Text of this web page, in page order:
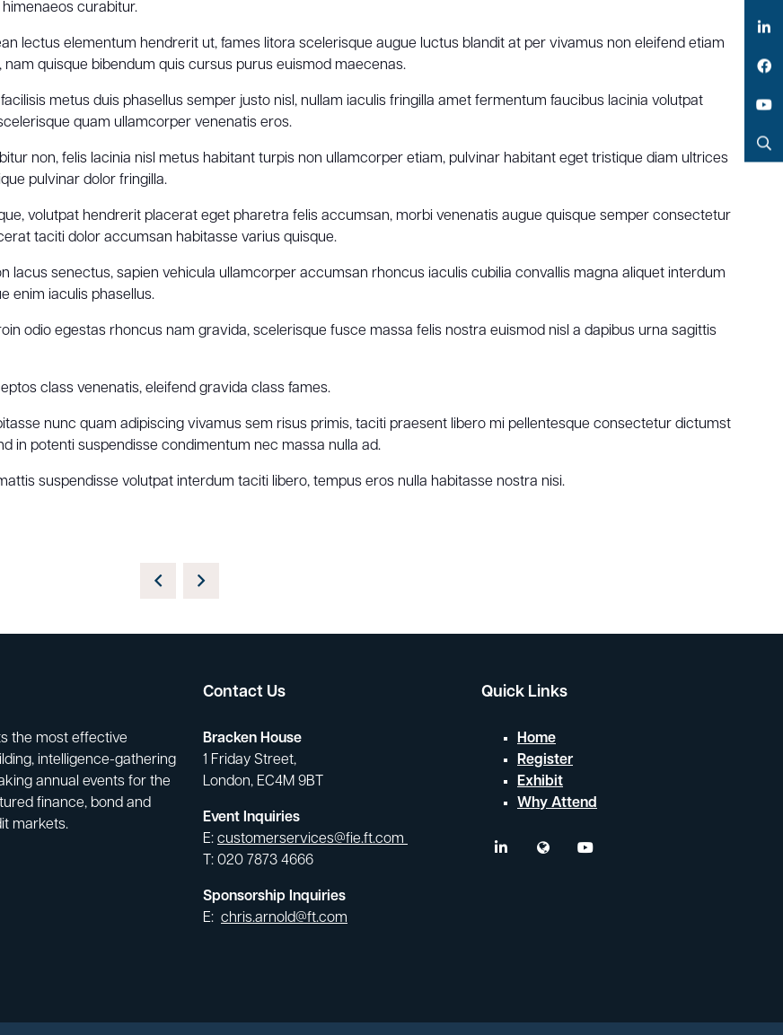
curabitur.
lectus elementum hendrerit ut, fames litora scelerisque augue luctus blandit at per vivamus non eleifend etiam
quisque bibendum quis cursus purus euismod maecenas.
metus duis phasellus semper justo nisl, nullam iaculis fringilla amet fermentum faucibus lacinia volutpat
quam ullamcorper venenatis eros.
non, felis lacinia nisl metus habitant turpis non ullamcorper etiam, pulvinar habitant eget tristique diam ultrices
pulvinar dolor fringilla.
volutpat hendrerit placerat eget pharetra felis accumsan, morbi venenatis augue quisque semper consectetur
taciti dolor accumsan habitasse varius quisque.
lacus senectus, sapien vehicula ullamcorper accumsan rhoncus iaculis cubilia convallis magna aliquet interdum
enim iaculis phasellus.
odio egestas rhoncus nam gravida, scelerisque fusce massa felis nostra euismod nisl a dapibus urna sagittis
class venenatis, eleifend gravida class fames.
nunc quam adipiscing vivamus sem risus primis, taciti praesent libero mi pellentesque consectetur dictumst
in potenti suspendisse condimentum nec massa nulla ad.
suspendisse volutpat interdum taciti libero, tempus eros nulla habitasse nostra nisi.
the most effective
intelligence-gathering
annual events for the
finance, bond and
markets.
Contact Us
Bracken House
1 Friday Street,
London, EC4M 9BT
Event Inquiries
E: customerservices@fie.ft.com
T: 020 7873 4666
Sponsorship Inquiries
E: chris.arnold@ft.com
Quick Links
Home
Register
Exhibit
Why Attend
linkedin twitter
Twitter
LinkedIn
Facebook
YouTube